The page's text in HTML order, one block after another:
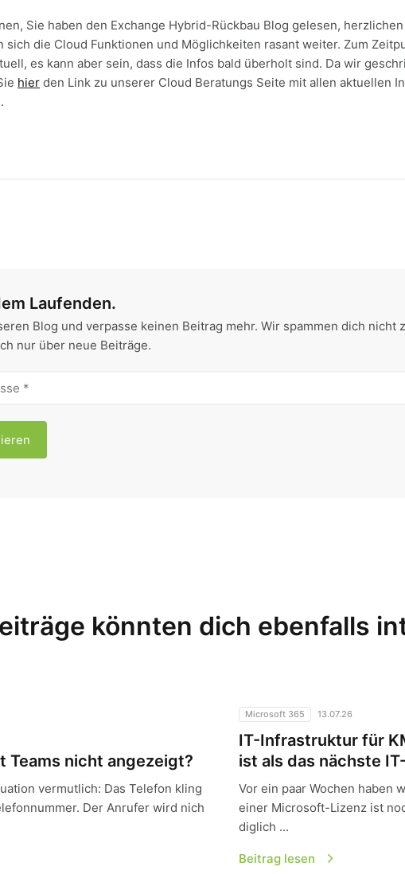
Sie haben den Exchange Hybrid-Rückbau Blog gelesen,
sich die Cloud Funktionen und Möglichkeiten rasant weiter. Zum
es kann aber sein, dass die Infos bald überholt sind. Da wir
hier den Link zu unserer Cloud Beratungs Seite mit allen aktuellen
Laufenden.
Blog und verpasse keinen Beitrag mehr. Wir spammen dich nicht
nur über neue Beiträge.
könnten dich ebenfalls
Teams nicht angezeigt?
vermutlich: Das Telefon kling
Der Anrufer wird nich
Microsoft 365 13.07.26
IT-Infrastruktur für
ist als das nächste
Vor ein paar Wochen haben
einer Microsoft-Lizenz ist
diglich ...
Beitrag lesen